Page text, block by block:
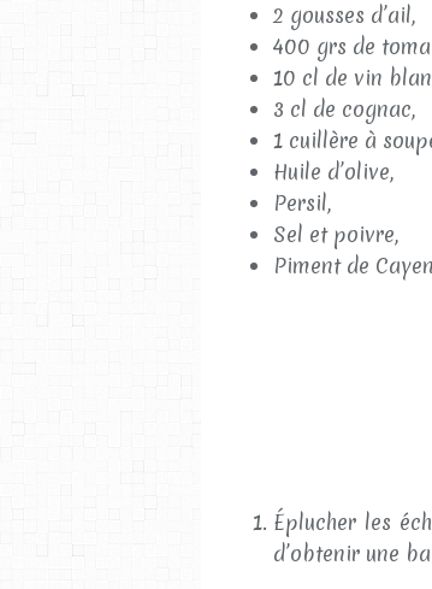
2 gousses d’ail,
400 grs de
10 cl de vin
3 cl de cognac,
1 cuillère à
Huile d’olive,
Persil,
Sel et poivre,
Piment de
Éplucher les
d’obtenir une